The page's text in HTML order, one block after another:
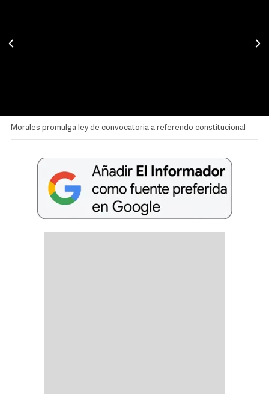
Morales promulga ley de convocatoria a referendo constitucional